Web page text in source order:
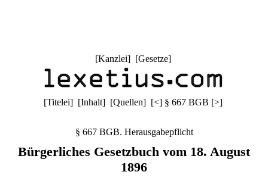
[Kanzlei] [Gesetze]
[Titelei] [Inhalt] [Quellen] [<] § 667 BGB [>]
§ 667 BGB. Herausgabepflicht
Bürgerliches Gesetzbuch vom 18. August
1896